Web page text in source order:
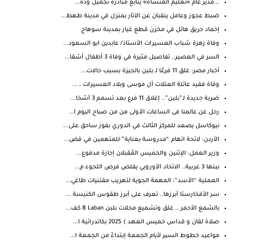
...مدير عام «تعليم المنشاه» يتابع مبادرة تجميل وده...
ضبط عجوز وعامل ينقبان عن الآثار بمنزل في مدينة طهط...
إخماد حريق هائل في مخزن قطع غيار بمدينة سوهاج
وفاة زهرة شباب العسيرات الأستاذ/ عابدين ابو السعود...
السر في العصير.. تفاصيل مثيرة في وفاة 3 أطفال أشقا...
أخبار مصر: غلق 11 فرعًا لـ بلبن بالجيزة بسبب حالات...
وفاة فقيد عائلة العتلات آل موسى وبلاد العسيرات ، ...
ضربة جديدة لـ”بلبن”.. إغلاق 11 فرع بعد تسمم 3 أشخا...
رحل عن عالمنا فى الساعات الأولى من من صباح اليوم ا...
نيوكاسل يصعد للمركز الثالث في الدوري بفوز ساحق على...
الأردن: لائحة اتهام “مدروسة بعناية” للمتهمين في قض...
وزير العمل: الإثنين والخميس المُقبلان إجازة مدفوع...
بينها 3 عربية.. الاتحاد الأوروبي يقلص فرص اللجوء م...
العملية “الأسد”: المهمة الجوية لتهريب مقتنيات طاغي...
سر الأفخارستا أبرزها.. تعرف على أبرز طقوس الكنيسة ...
بالشمع الأحمر .. غلق وتشميع محلات بلبن B Laban كف...
صلاة لقان و قداس خميس العهد ) 2025 بكاتدرائية ا...
مواعيد خطوط السير لأيام الجمعة إبتداءً من الجمعة ا...